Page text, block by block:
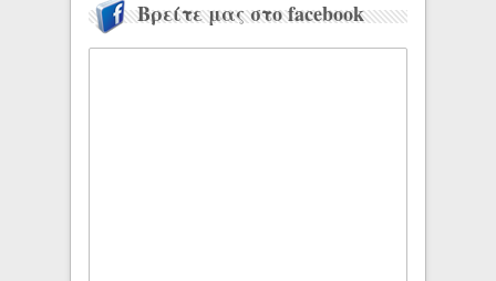
Βρείτε μας στο facebook